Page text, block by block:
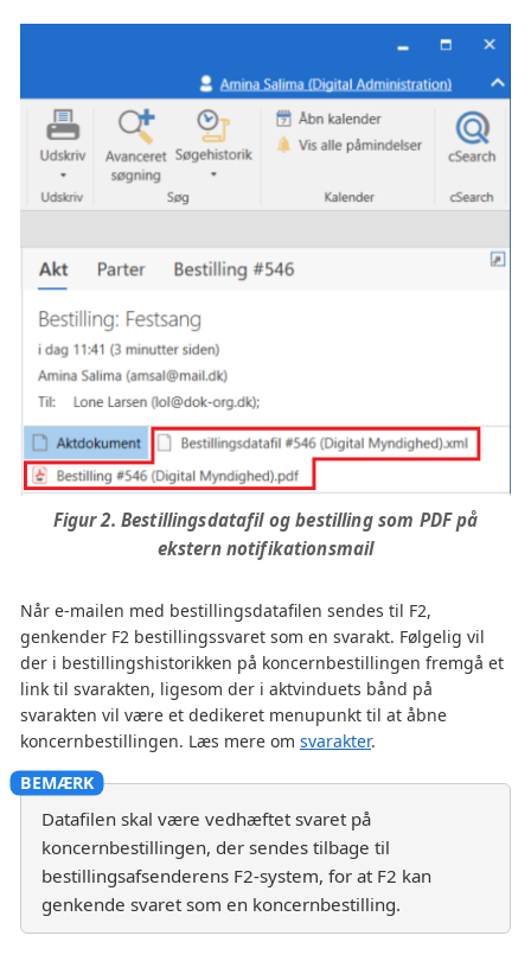
Figur 2. Bestillingsdatafil og bestilling som PDF på
ekstern notifikationsmail
Når e-mailen med bestillingsdatafilen sendes til F2,
genkender F2 bestillingssvaret som en svarakt. Følgelig vil
der i bestillingshistorikken på koncernbestillingen fremgå et
link til svarakten, ligesom der i aktvinduets bånd på
svarakten vil være et dedikeret menupunkt til at åbne
koncernbestillingen. Læs mere om svarakter.
Datafilen skal være vedhæftet svaret på
koncernbestillingen, der sendes tilbage til
bestillingsafsenderens F2-system, for at F2 kan
genkende svaret som en koncernbestilling.